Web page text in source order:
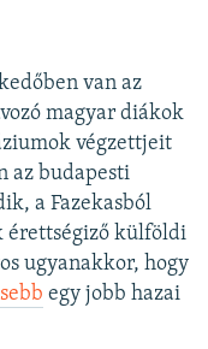
van az
magyar diákok
végzettjeit
az budapesti
a Fazekasból
érettségiző külföldi
ugyanakkor, hogy
egy jobb hazai